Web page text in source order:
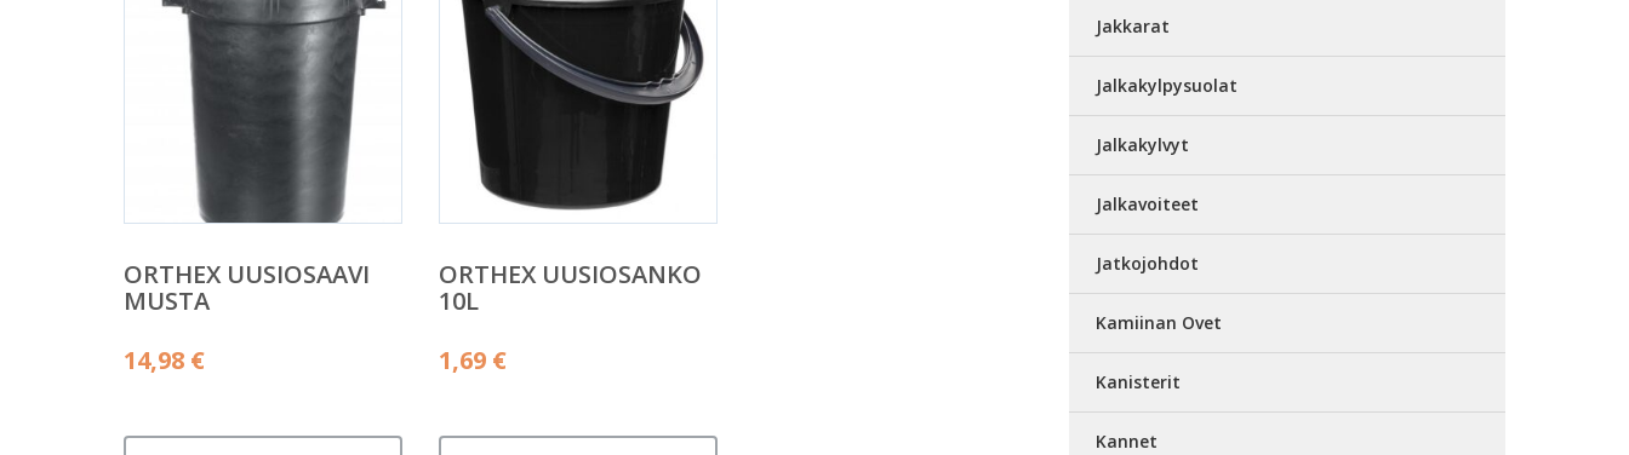
ORTHEX UUSIOSAAVI
MUSTA
14,98 €
ORTHEX UUSIOSANKO
10L
1,69 €
Jakkarat
Jalkakylpysuolat
Jalkakylvyt
Jalkavoiteet
Jatkojohdot
Kamiinan Ovet
Kanisterit
Kannet